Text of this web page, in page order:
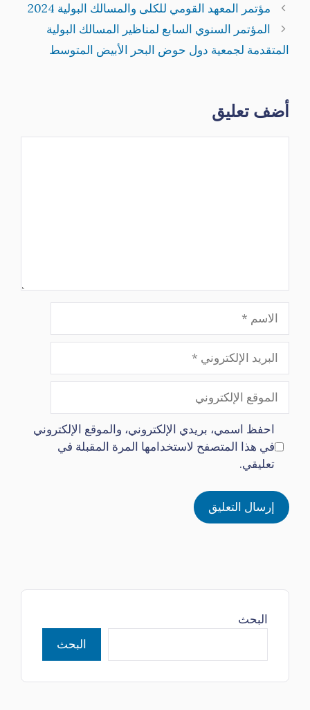
مؤتمر المعهد القومي للكلى والمسالك البولية 2024
المؤتمر السنوي السابع لمناظير المسالك البولية
المتقدمة لجمعية دول حوض البحر الأبيض المتوسط
أضف تعليق
الاسم
البريد
الإلكتروني
الموقع
الإلكتروني
احفظ اسمي، بريدي الإلكتروني، والموقع الإلكتروني
في هذا المتصفح لاستخدامها المرة المقبلة في
تعليقي.
البحث
البحث